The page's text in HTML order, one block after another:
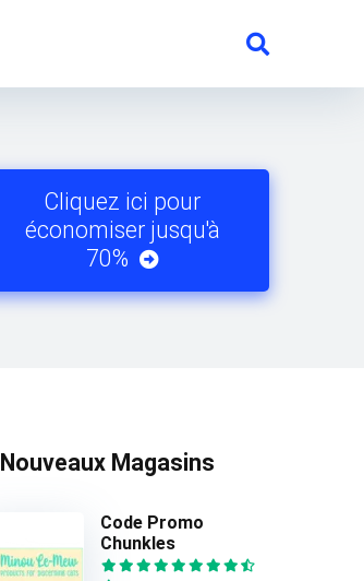
Cliquez ici pour
économiser jusqu'à
70%
Nouveaux Magasins
Code Promo
Chunkles